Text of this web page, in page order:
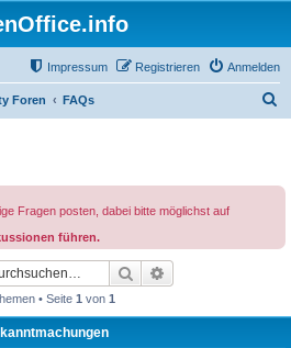
Anmelden
Registrieren
Impressum
Foren FAQs
Fragen posten, dabei bitte möglichst auf
führen.
Suche
• Seite 1 von 1